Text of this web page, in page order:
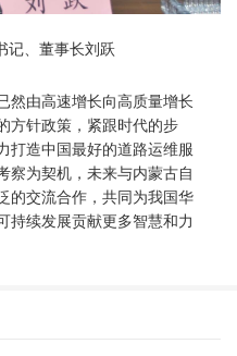
记、董事长刘跃
然由高速增长向高质量增长
方针政策，紧跟时代的步
打造中国最好的道路运维服
察为契机，未来与内蒙古自
的交流合作，共同为我国华
持续发展贡献更多智慧和力